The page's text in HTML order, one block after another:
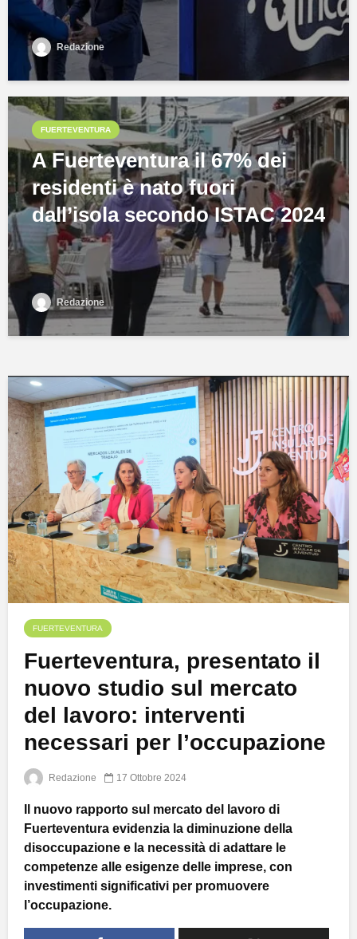
Redazione
FUERTEVENTURA
A Fuerteventura il 67% dei
residenti è nato fuori
dall’isola secondo ISTAC 2024
Redazione
FUERTEVENTURA
Fuerteventura, presentato il
nuovo studio sul mercato
del lavoro: interventi
necessari per l’occupazione
Redazione 17 Ottobre 2024
Il nuovo rapporto sul mercato del lavoro di
Fuerteventura evidenzia la diminuzione della
disoccupazione e la necessità di adattare le
competenze alle esigenze delle imprese, con
investimenti significativi per promuovere
l’occupazione.